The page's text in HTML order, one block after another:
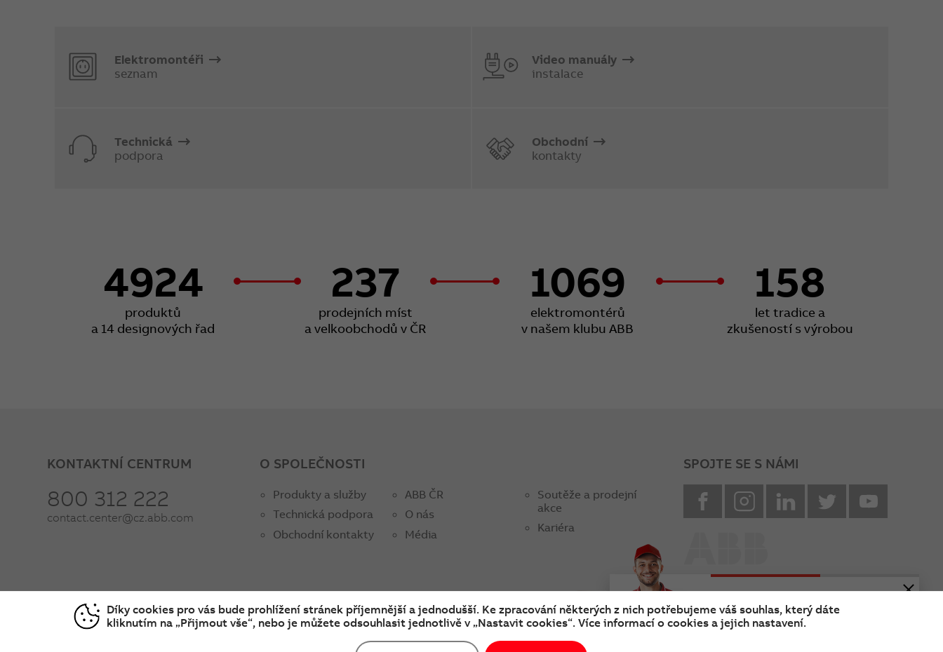
Elektromontéři
seznam
Video manuály
instalace
Technická
podpora
Obchodní
kontakty
4924
produktů
a 14 designových řad
237
prodejních míst
a velkoobchodů v ČR
1069
elektromontérů
v našem klubu ABB
158
let tradice a
zkušeností s výrobou
jako v e-shopu?
KONTAKTNÍ CENTRUM
800 312 222
contact.center@cz.abb.com
O SPOLEČNOSTI
Produkty a služby
Technická podpora
Obchodní kontakty
ABB ČR
O nás
Média
Soutěže a prodejní
akce
Kariéra
SPOJTE SE S NÁMI
facebook instagramLinkedin twitter
Díky cookies pro vás bude prohlížení stránek příjemnější a jednodušší. Ke zpracování některých z nich potřebujeme váš souhlas, který dáte
kliknutím na „Přijmout vše“, nebo je můžete odsouhlasit jednotlivě v „Nastavit cookies“. Více informací o cookies a jejich nastavení.